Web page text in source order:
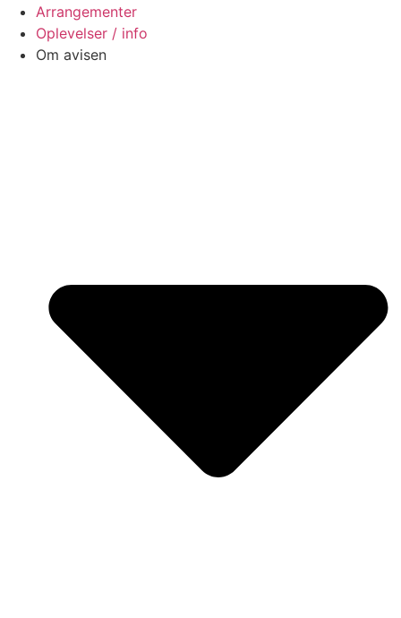
Arrangementer
Oplevelser / info
Om avisen